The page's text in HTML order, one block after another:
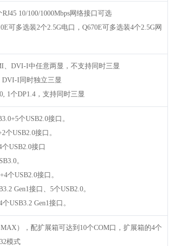
RJ45 10/100/1000Mbps网络接口可选
可多选装2个2.5G电口，Q670E可多选装4个2.5G网
、DVI-I中任意两显，不支持同时三显
DVI-I同时独立三显
1个DP1.4，支持同时三显
个USB2.0接口。
个USB2.0接口。
个USB2.0接口
。
个USB2.0接口。
Gen1接口、5个USB2.0。
USB3.2 Gen1接口。
），配扩展箱可达到10个COM口，扩展箱的4个
模式